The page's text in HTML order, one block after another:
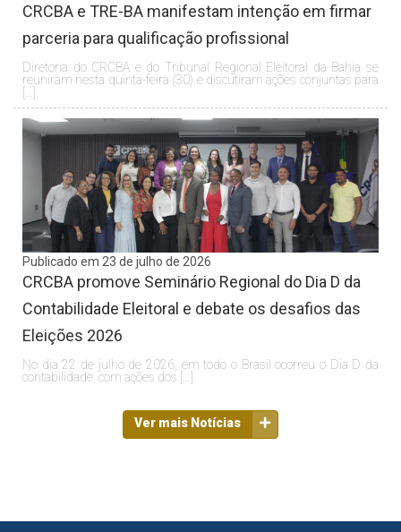
CRCBA e TRE-BA manifestam intenção em firmar
parceria para qualificação profissional
Diretoria do CRCBA e do Tribunal Regional Eleitoral da Bahia se
reuniram nesta quinta-feira (30) e discutiram ações conjuntas para
Publicado em 23 de julho de 2026
CRCBA promove Seminário Regional do Dia D da
Contabilidade Eleitoral e debate os desafios das
Eleições 2026
No dia 22 de julho de 2026, em todo o Brasil ocorreu o Dia D da
contabilidade, com ações dos […]
Ver mais Notícias